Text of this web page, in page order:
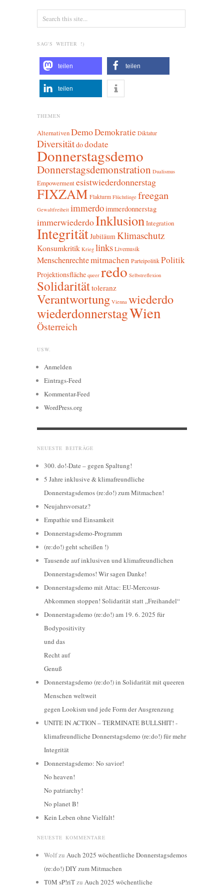
SAG'S WEITER !)
teilen teilen
teilen
THEMEN
AlternativenDemoDemokratie Diktatur
Diversitätdododate
Donnerstagsdemo
Donnerstagsdemonstration Dualismus
Empowermentesistwiederdonnerstag
FIXZAM Flakturm Flüchtlinge freegan
Gewaltfreiheit immerdoimmerdonnerstag
immerwiederdoInklusionIntegration
IntegritätJubiläumKlimaschutz
Konsumkritik Krieg linksLivemusik
Menschenrechtemitmachen ParteipolitikPolitik
Projektionsfläche queer redo Selbstreflexion
Solidaritättoleranz
Verantwortung Vienna wiederdo
wiederdonnerstagWien
Österreich
USW.
Anmelden
Eintrags-Feed
Kommentar-Feed
WordPress.org
NEUESTE BEITRÄGE
300. do!-Date – gegen Spaltung!
5 Jahre inklusive & klimafreundliche
Donnerstagsdemos (re:do!) zum Mitmachen!
Neujahrsvorsatz?
Empathie und Einsamkeit
Donnerstagsdemo-Programm
(re:do!) geht scheißen !)
Tausende auf inklusiven und klimafreundlichen
Donnerstagsdemos! Wir sagen Danke!
Donnerstagsdemo mit Attac: EU-Mercosur-
Abkommen stoppen! Solidarität statt „Freihandel“
Donnerstagsdemo (re:do!) am 19. 6. 2025 für
Bodypositivity
und das
Recht auf
Genuß
Donnerstagsdemo (re:do!) in Solidarität mit queeren
Menschen weltweit
gegen Lookism und jede Form der Ausgrenzung
UNITE IN ACTION – TERMINATE BULLSHIT! -
klimafreundliche Donnerstagsdemo (re:do!) für mehr
Integrität
Donnerstagsdemo: No savior!
No heaven!
No patriarchy!
No planet B!
Kein Leben ohne Vielfalt!
NEUESTE KOMMENTARE
Wolfzu Auch 2025 wöchentliche Donnerstagsdemos
(re:do!) DIY zum Mitmachen
T0M sP!riTzu Auch 2025 wöchentliche